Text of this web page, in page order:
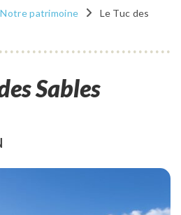
Notre patrimoine
Le Tuc des
Sables